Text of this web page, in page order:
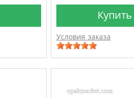
Купить
Условия заказа